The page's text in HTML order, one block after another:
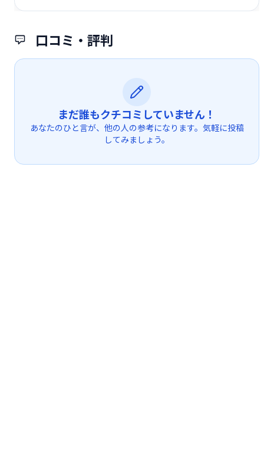
口コミ・評判
まだ誰もクチコミしていません！
あなたのひと言が、他の人の参考になります。気軽に投稿
してみましょう。